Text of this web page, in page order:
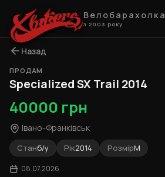
Велобарахолка
з 2003 року
Назад
ПРОДАМ
Specialized SX Trail 2014
40000 грн
Івано-Франківськ
Станб/у Рік2014 РозмірM
08.07.2026